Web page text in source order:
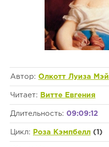
Автор: Олкотт Луиза Мэй
Читает: Витте Евгения
Длительность: 09:09:12
Цикл: Роза Кэмпбелл (1)